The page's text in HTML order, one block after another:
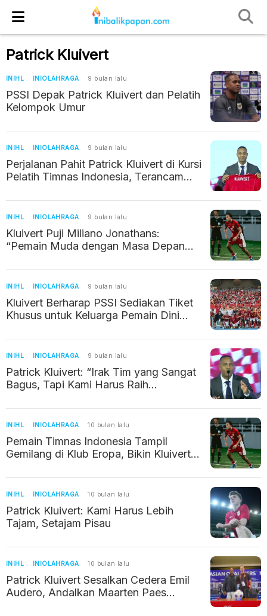
Patrick Kluivert
INIHL INIOLAHRAGA 9 bulan lalu
PSSI Depak Patrick Kluivert dan Pelatih
Kelompok Umur
INIHL INIOLAHRAGA 9 bulan lalu
Perjalanan Pahit Patrick Kluivert di Kursi
Pelatih Timnas Indonesia, Terancam
INIHL INIOLAHRAGA 9 bulan lalu
Kluivert Puji Miliano Jonathans:
“Pemain Muda dengan Masa Depan
INIHL INIOLAHRAGA 9 bulan lalu
Kluivert Berharap PSSI Sediakan Tiket
Khusus untuk Keluarga Pemain Dini
INIHL INIOLAHRAGA 9 bulan lalu
Patrick Kluivert: “Irak Tim yang Sangat
Bagus, Tapi Kami Harus Raih
INIHL INIOLAHRAGA 10 bulan lalu
Pemain Timnas Indonesia Tampil
Gemilang di Klub Eropa, Bikin Kluivert
INIHL INIOLAHRAGA 10 bulan lalu
Patrick Kluivert: Kami Harus Lebih
Tajam, Setajam Pisau
INIHL INIOLAHRAGA 10 bulan lalu
Patrick Kluivert Sesalkan Cedera Emil
Audero, Andalkan Maarten Paes